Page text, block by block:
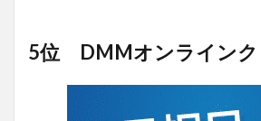
5位 DMMオンラインク